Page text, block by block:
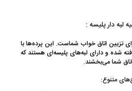
لبه دار پلیسه :
تزیین اتاق خواب شماست. این پرده‌ها با
شده و دارای لبه‌های پلیسه‌ای هستند که
شما می‌بخشند.
متنوع: